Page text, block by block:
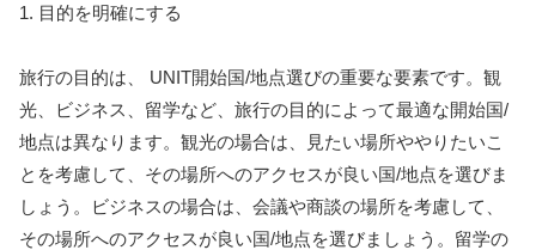
1. 目的を明確にする
旅行の目的は、 UNIT開始国/地点選びの重要な要素です。観
光、ビジネス、留学など、旅行の目的によって最適な開始国/
地点は異なります。観光の場合は、見たい場所ややりたいこ
とを考慮して、その場所へのアクセスが良い国/地点を選びま
しょう。ビジネスの場合は、会議や商談の場所を考慮して、
その場所へのアクセスが良い国/地点を選びましょう。留学の